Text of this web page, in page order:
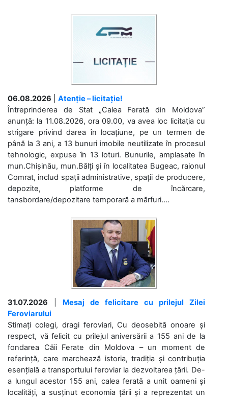
06.08.2026
Atenție – licitație!
Întreprinderea de Stat „Calea Ferată din Moldova”
anunță: la 11.08.2026, ora 09.00, va avea loc licitaţia cu
strigare privind darea în locațiune, pe un termen de
până la 3 ani, a 13 bunuri imobile neutilizate în procesul
tehnologic, expuse în 13 loturi. Bunurile, amplasate în
mun.Chișinău, mun.Bălți și în localitatea Bugeac, raionul
Comrat, includ spații administrative, spații de producere,
depozite, platforme de încărcare,
tansbordare/depozitare temporară a mărfuri....
31.07.2026
Mesaj de felicitare cu prilejul Zilei
Feroviarului
Stimați colegi, dragi feroviari, Cu deosebită onoare și
respect, vă felicit cu prilejul aniversării a 155 ani de la
fondarea Căii Ferate din Moldova – un moment de
referință, care marchează istoria, tradiția și contribuția
esențială a transportului feroviar la dezvoltarea țării. De-
a lungul acestor 155 ani, calea ferată a unit oameni și
localități, a susținut economia țării și a reprezentat un